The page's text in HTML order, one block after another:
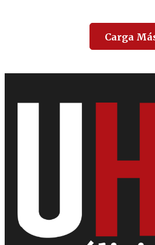
Carga